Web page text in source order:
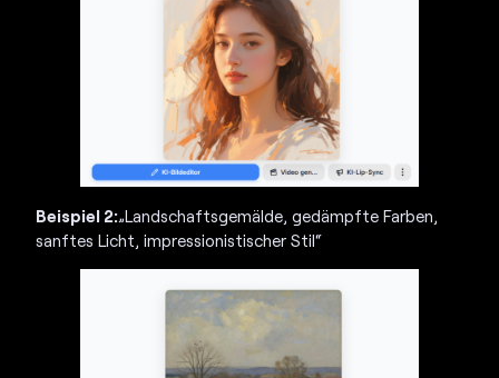
Beispiel 2:„Landschaftsgemälde, gedämpfte Farben,
sanftes Licht, impressionistischer Stil“